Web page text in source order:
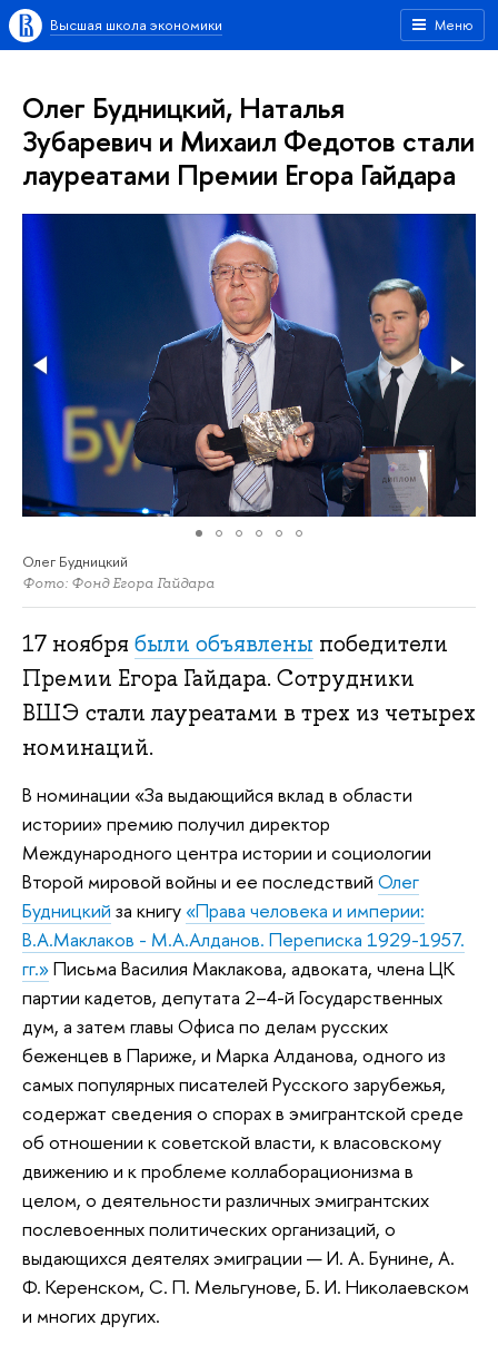
Меню
Высшая школа экономики
Олег Будницкий, Наталья
Зубаревич и Михаил Федотов стали
лауреатами Премии Егора Гайдара
Олег Будницкий
Фото: Фонд Егора Гайдара
17 ноября были объявлены победители
Премии Егора Гайдара. Сотрудники
ВШЭ стали лауреатами в трех из четырех
номинаций.
В номинации «За выдающийся вклад в области
истории» премию получил директор
Международного центра истории и социологии
Второй мировой войны и ее последствий Олег
Будницкий за книгу «Права человека и империи:
В.А.Маклаков - М.А.Алданов. Переписка 1929-1957.
гг.»Письма Василия Маклакова, адвоката, члена ЦК
партии кадетов, депутата 2–4-й Государственных
дум, а затем главы Офиса по делам русских
беженцев в Париже, и Марка Алданова, одного из
самых популярных писателей Русского зарубежья,
содержат сведения о спорах в эмигрантской среде
об отношении к советской власти, к власовскому
движению и к проблеме коллаборационизма в
целом, о деятельности различных эмигрантских
послевоенных политических организаций, о
выдающихся деятелях эмиграции — И. А. Бунине, А.
Ф. Керенском, С. П. Мельгунове, Б. И. Николаевском
и многих других.